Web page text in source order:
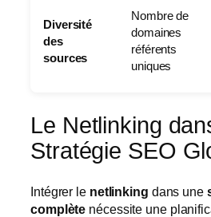
Diversité
des
sources
Nombre de
domaines
référents
uniques
Le Netlinking
Stratégie SEO
Intégrer le netlinking dans une
complète nécessite une